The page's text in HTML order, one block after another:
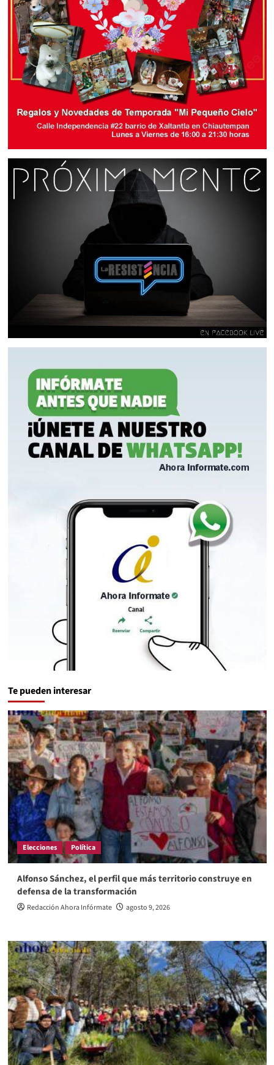
Te pueden interesar
Elecciones Política
Alfonso Sánchez, el perfil que más territorio construye en
defensa de la transformación
Redacción Ahora Infórmate agosto 9, 2026